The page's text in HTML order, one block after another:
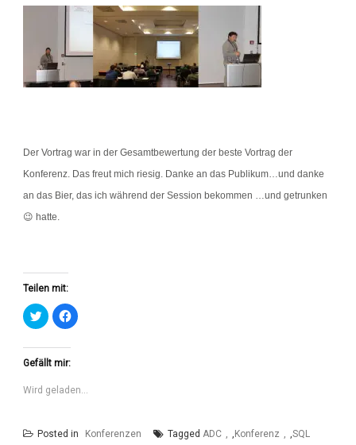
Der Vortrag war in der Gesamtbewertung der beste Vortrag der
Konferenz. Das freut mich riesig. Danke an das Publikum…und danke
an das Bier, das ich während der Session bekommen …und getrunken
😉 hatte.
Teilen mit:
Klick,
um
über
zu
teilen
(Wird
neuem
Fenster
Klick,
um
neuem
Gefällt mir:
Wird geladen...
Posted in Konferenzen Tagged ADC , Konferenz ,SQL